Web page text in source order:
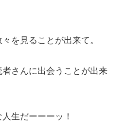
を見ることが出来て。
さんに出会うことが出来
生だーーーッ！